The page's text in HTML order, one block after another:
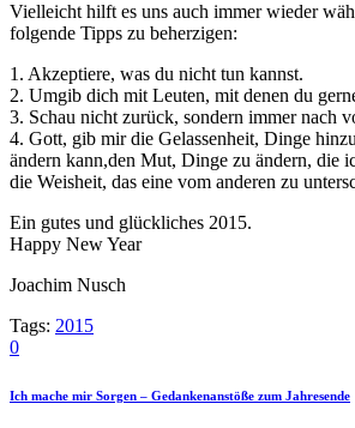
Vielleicht hilft es uns auch immer wieder
folgende Tipps zu beherzigen:
1. Akzeptiere, was du nicht tun kannst.
2. Umgib dich mit Leuten, mit denen du
3. Schau nicht zurück, sondern immer nach
4. Gott, gib mir die Gelassenheit, Dinge
ändern kann,den Mut, Dinge zu ändern, die
die Weisheit, das eine vom anderen zu
Ein gutes und glückliches 2015.
Happy New Year
Joachim Nusch
Tags: 2015
0
Ich mache mir Sorgen – Gedankenanstöße zum Jahresende